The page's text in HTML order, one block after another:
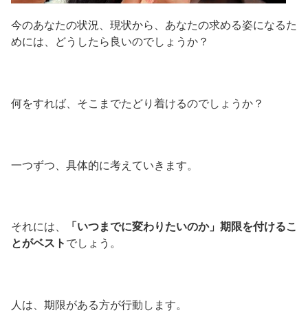
今のあなたの状況、現状から、あなたの求める姿になるた
めには、どうしたら良いのでしょうか？
何をすれば、そこまでたどり着けるのでしょうか？
一つずつ、具体的に考えていきます。
それには、
「いつまでに変わりたいのか」期限を付けるこ
とがベスト でしょう。
人は、期限がある方が行動します。